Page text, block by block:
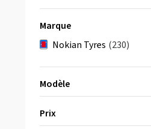
Marque
Nokian Tyres (230)
Modèle
Prix